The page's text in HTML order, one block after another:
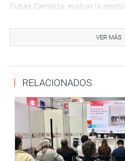
Cubas Carranza, evaluar la
hospital al Ministerio de Salud –
rector de la salud en el país
sumará a esta lucha de mejorar
172 años atiende a la población
nororiente, porque aquí llegan
Lambayeque, Cajamarca,
Córdova Lobatón.
Por su parte, el director del
VER MÁS
RELACIONADOS